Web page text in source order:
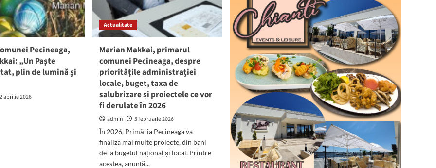
Iunie,
Ziua
Internațională
Copilului
Pecineaga,
„Un Paște
plin de lumină și
aprilie 2026
Actualitate
Marian Makkai, primarul
comunei Pecineaga, despre
prioritățile administrației
locale, buget, taxa de
salubrizare și proiectele ce vor
fi derulate în 2026
admin
5 februarie 2026
În 2026, Primăria Pecineaga va
finaliza mai multe proiecte, din bani
de la bugetul național și local. Printre
acestea, anunță...